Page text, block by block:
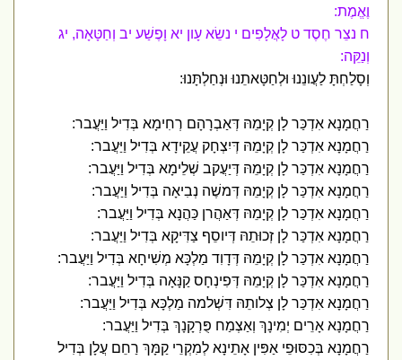
וֶאֱמֶת:
ח נצֵר חֶסֶד ט לָאֲלָפִים י נשֵׂא עָון יא וָפֶשַׁע יב וְחַטָּאָה, יג
וְנַקֵּה:
וְסָלַחְתָּ לַעֲונֵנוּ וּלְחַטָּאתֵנוּ וּנְחַלְתָּנוּ:
רַחֲמָנָא אִדְכַּר לָן קְיָמֵהּ דְּאַבְרָהָם רְחִימָא בְּדִיל וַיַּעֲבר:
רַחֲמָנָא אִדְכַּר לָן קְיָמֵהּ דְּיִצְחָק עֲקֵידָא בְּדִיל וַיַּעֲבר:
רַחֲמָנָא אִדְכַּר לָן קְיָמֵהּ דְּיַעֲקב שְׁלֵימָא בְּדִיל וַיַּעֲבר:
רַחֲמָנָא אִדְכַּר לָן קְיָמֵהּ דְּמשֶׁה נְבִיאָה בְּדִיל וַיַּעֲבר:
רַחֲמָנָא אִדְכַּר לָן קְיָמֵהּ דְּאַהֲרן כַּהֲנָא בְּדִיל וַיַּעֲבר:
רַחֲמָנָא אִדְכַּר לָן זְכוּתֵהּ דְּיוסֵף צַדִּיקָא בְּדִיל וַיַּעֲבר:
רַחֲמָנָא אִדְכַּר לָן קְיָמֵהּ דְּדָוִד מַלְכָּא מְשִׁיחָא בְּדִיל וַיַּעֲבר:
רַחֲמָנָא אִדְכַּר לָן קְיָמֵהּ דְּפִינְחָס קַנָּאָה בְּדִיל וַיַּעֲבר:
רַחֲמָנָא אִדְכַּר לָן צְלותֵהּ דִּשְׁלמה מַלְכָּא בְּדִיל וַיַּעֲבר:
רַחֲמָנָא אָרֵים יְמִינָךְ וְאַצְמַח פֻּרְקָנָךְ בְּדִיל וַיַּעֲבר:
רַחֲמָנָא בְּכִסּוּפֵי אַפִּין אָתֵינָא לְמִקְרֵי קַמָּךְ רַחֵם עֲלָן בְּדִיל